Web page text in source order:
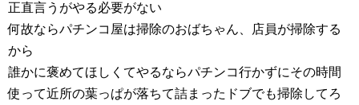
正直言うがやる必要がない
何故ならパチンコ屋は掃除のおばちゃん、店員が掃除する
から
誰かに褒めてほしくてやるならパチンコ行かずにその時間
使って近所の葉っぱが落ちて詰まったドブでも掃除してろ